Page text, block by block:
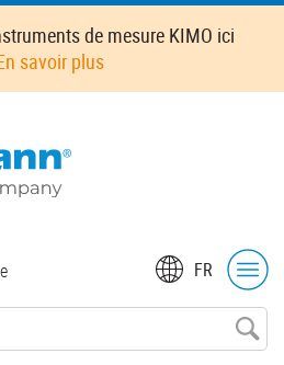
de mesure KIMO ici
savoir plus
FR